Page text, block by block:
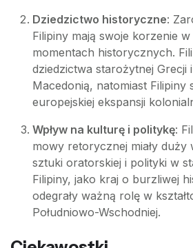
Dziedzictwo historyczne:
Filipiny mają swoje korzenie
momentach historycznych.
dziedzictwa starożytnej Grecji
Macedonią, natomiast Filipiny
europejskiej ekspansji
Wpływ na kulturę i politykę:
mowy retorycznej miały duży
sztuki oratorskiej i polityki w
Filipiny, jako kraj o burzliwej
odegrały ważną rolę w
Południowo-Wschodniej.